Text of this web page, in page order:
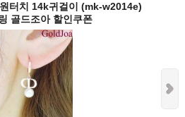
터치 14k귀걸이 (mk-w2014e)
골드조아 할인쿠폰